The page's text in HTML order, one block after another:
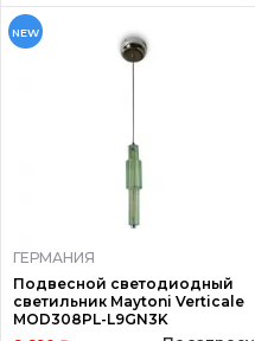
NEW
ГЕРМАНИЯ
Подвесной светодиодный
светильник Maytoni Verticale
MOD308PL-L9GN3K